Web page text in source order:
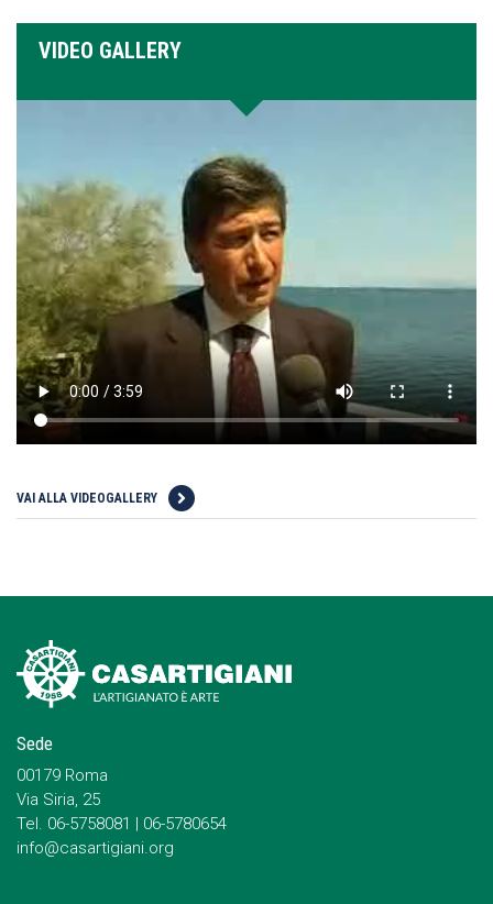
VIDEO GALLERY
VAI ALLA VIDEOGALLERY
Sede
00179 Roma
Via Siria, 25
Tel. 06-5758081 | 06-5780654
info@casartigiani.org